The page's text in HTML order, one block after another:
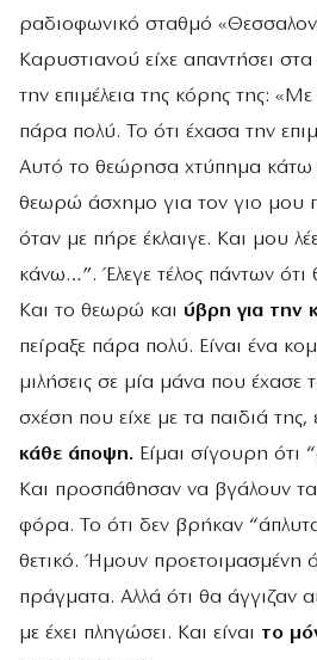
ραδιοφωνικό σταθμό
Καρυστιανού είχε απαντήσει στα
την επιμέλεια της κόρης της: «Με
πάρα πολύ. Το ότι έχασα την
Αυτό το θεώρησα χτύπημα κάτω
θεωρώ άσχημο για τον γιο μου
όταν με πήρε έκλαιγε. Και μου
κάνω…”. Έλεγε τέλος πάντων ότι
Και το θεωρώ και ύβρη για την
πείραξε πάρα πολύ. Είναι ένα
μιλήσεις σε μία μάνα που έχασε
σχέση που είχε με τα παιδιά της,
κάθε άποψη. Είμαι σίγουρη ότι
Και προσπάθησαν να βγάλουν
φόρα. Το ότι δεν βρήκαν
θετικό. Ήμουν προετοιμασμένη
πράγματα. Αλλά ότι θα άγγιζαν
με έχει πληγώσει. Και είναι το